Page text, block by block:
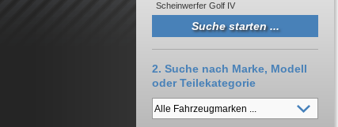
Scheinwerfer Golf IV
2. Suche nach Marke, Modell
oder Teilekategorie